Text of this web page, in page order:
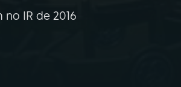
IR de 2016